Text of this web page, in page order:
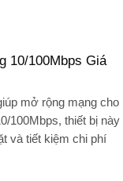
10/100Mbps Giá
mở rộng mạng cho
100Mbps, thiết bị này
và tiết kiệm chi phí